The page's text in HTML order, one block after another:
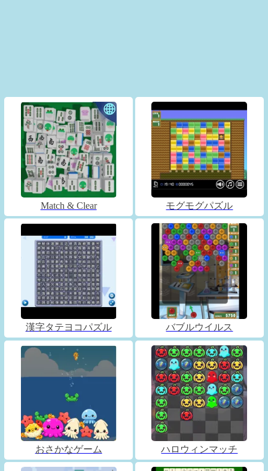
Match & Clear モグモグパズル
漢字タテヨコパズル バブルウイルス
おさかなゲーム ハロウィンマッチ